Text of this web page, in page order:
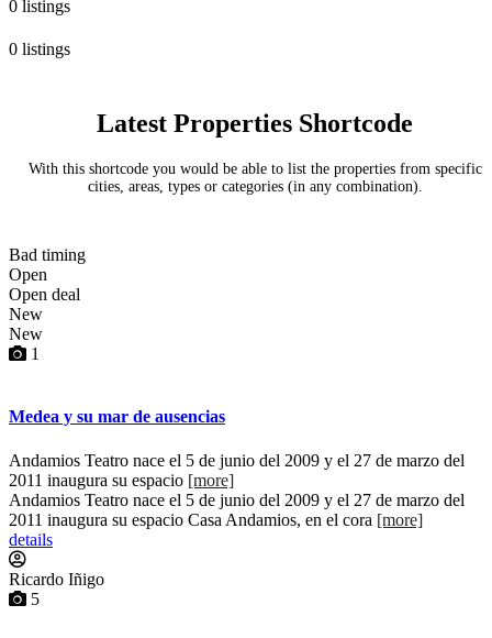
0 listings
0 listings
Latest Properties Shortcode
With this shortcode you would be able to list the properties from specific
cities, areas, types or categories (in any combination).
Bad timing
Open
Open deal
New
New
1
Medea y su mar de ausencias
Andamios Teatro nace el 5 de junio del 2009 y el 27 de marzo del
2011 inaugura su espacio [more]
Andamios Teatro nace el 5 de junio del 2009 y el 27 de marzo del
2011 inaugura su espacio Casa Andamios, en el cora [more]
details
Ricardo Iñigo
5